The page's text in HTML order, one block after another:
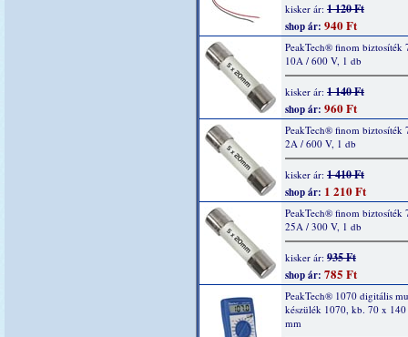
kisker ár: 1 120 Ft
shop ár: 940 Ft
PeakTech® finom biztosíték
10A / 600 V, 1 db
kisker ár: 1 140 Ft
shop ár: 960 Ft
PeakTech® finom biztosíték
2A / 600 V, 1 db
kisker ár: 1 410 Ft
shop ár: 1 210 Ft
PeakTech® finom biztosíték
25A / 300 V, 1 db
kisker ár: 935 Ft
shop ár: 785 Ft
PeakTech® 1070 digitális
készülék 1070, kb. 70 x
mm